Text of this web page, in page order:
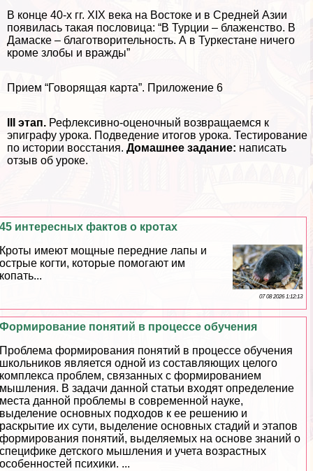
В конце 40-х гг. XIX века на Востоке и в Средней Азии
появилась такая пословица: “В Турции – блаженство. В
Дамаске – благотворительность. А в Туркестане ничего
кроме злобы и вражды”
Прием “Говорящая карта”. Приложение 6
III этап. Рефлексивно-оценочный возвращаемся к
эпиграфу урока. Подведение итогов урока. Тестирование
по истории восстания. Домашнее задание: написать
отзыв об уроке.
45 интересных фактов о кротах
Кроты имеют мощные передние лапы и
острые когти, которые помогают им
копать...
07 08 2026 1:12:13
Формирование понятий в процессе обучения
Проблема формирования понятий в процессе обучения
школьников является одной из составляющих целого
комплекса проблем, связанных с формированием
мышления. В задачи данной статьи входят определение
места данной проблемы в современной науке,
выделение основных подходов к ее решению и
раскрытие их сути, выделение основных стадий и этапов
формирования понятий, выделяемых на основе знаний о
специфике детского мышления и учета возрастных
особенностей психики. ...